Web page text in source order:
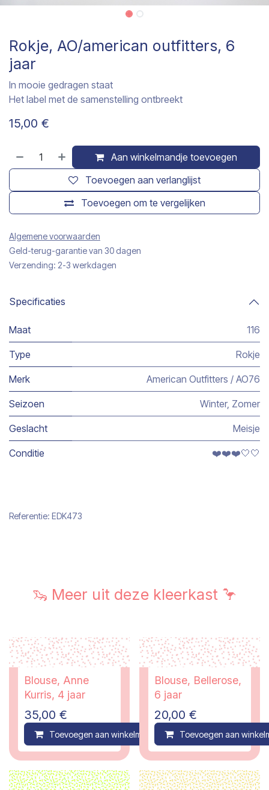
Rokje, AO/american outfitters, 6
jaar
In mooie gedragen staat
Het label met de samenstelling ontbreekt
15,00 €
Aan winkelmandje toevoegen
Toevoegen om te vergelijken
Toevoegen aan verlanglijst
Algemene voorwaarden
Geld-terug-garantie van 30 dagen
Verzending: 2-3 werkdagen
Specificaties
Maat 116
Type Rokje
Merk American Outfitters / AO76
Seizoen Winter, Zomer
Geslacht Meisje
Conditie ❤️❤️❤️🤍🤍
Referentie: EDK473
🦦 Meer uit deze kleerkast 🦩
Blouse, Anne
Kurris, 4 jaar
35,00 €
Toevoegen aan winkelmandje Compare
Blouse, Bellerose,
6 jaar
20,00 €
Toevoegen aan